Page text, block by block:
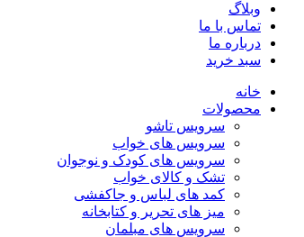
وبلاگ
تماس با ما
درباره ما
سبد خرید
خانه
محصولات
سرویس تاشو
سرویس های خواب
سرویس های کودک و نوجوان
تشک و کالای خواب
کمد های لباس و جاکفشی
میز های تحریر و کتابخانه
سرویس های مبلمان